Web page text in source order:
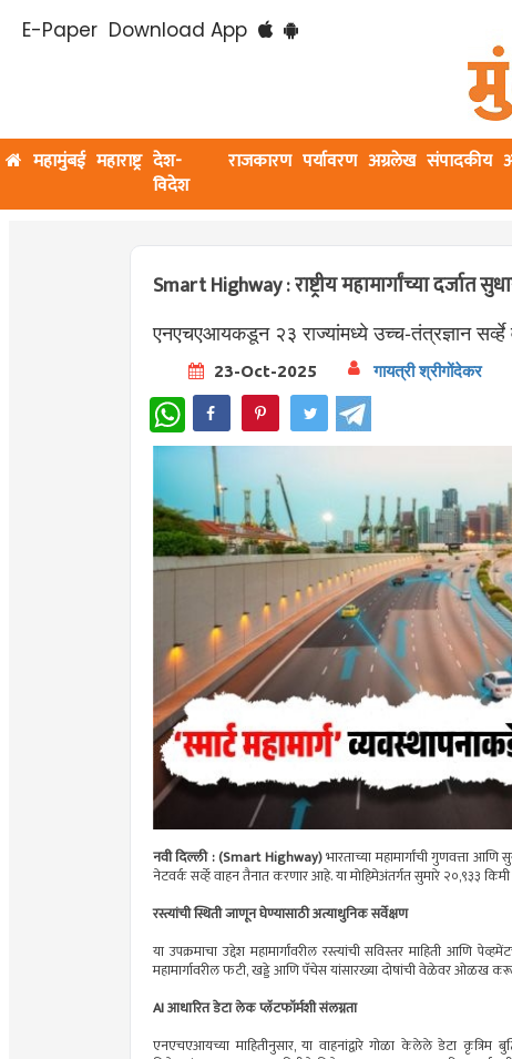
E-Paper Download App
महामुंबई महाराष्ट्र देश-
विदेश
राजकारण पर्यावरण अग्रलेख संपादकीय
Smart Highway : राष्ट्रीय महामार्गांच्या दर्जात
एनएचएआयकडून २३ राज्यांमध्ये उच्च-तंत्रज्ञान सर्व्हे
23-Oct-2025 गायत्री श्रीगोंदेकर
WhatsApp
नवी दिल्ली : (Smart Highway)भारताच्या महामार्गांची गुणवत्ता आणि
नेटवर्क सर्व्हे वाहन तैनात करणार आहे. या मोहिमेअंतर्गत सुमारे २०,९३३ किमी
रस्त्यांची स्थिती जाणून घेण्यासाठी अत्याधुनिक सर्वेक्षण
या उपक्रमाचा उद्देश महामार्गांवरील रस्त्यांची सविस्तर माहिती
महामार्गावरील फटी, खड्डे आणि पॅचेस यांसारख्या दोषांची वेळेवर ओळख
AI आधारित डेटा लेक प्लॅटफॉर्मशी संलग्नता
एनएचएआयच्या माहितीनुसार, या वाहनांद्वारे गोळा केलेले डेटा